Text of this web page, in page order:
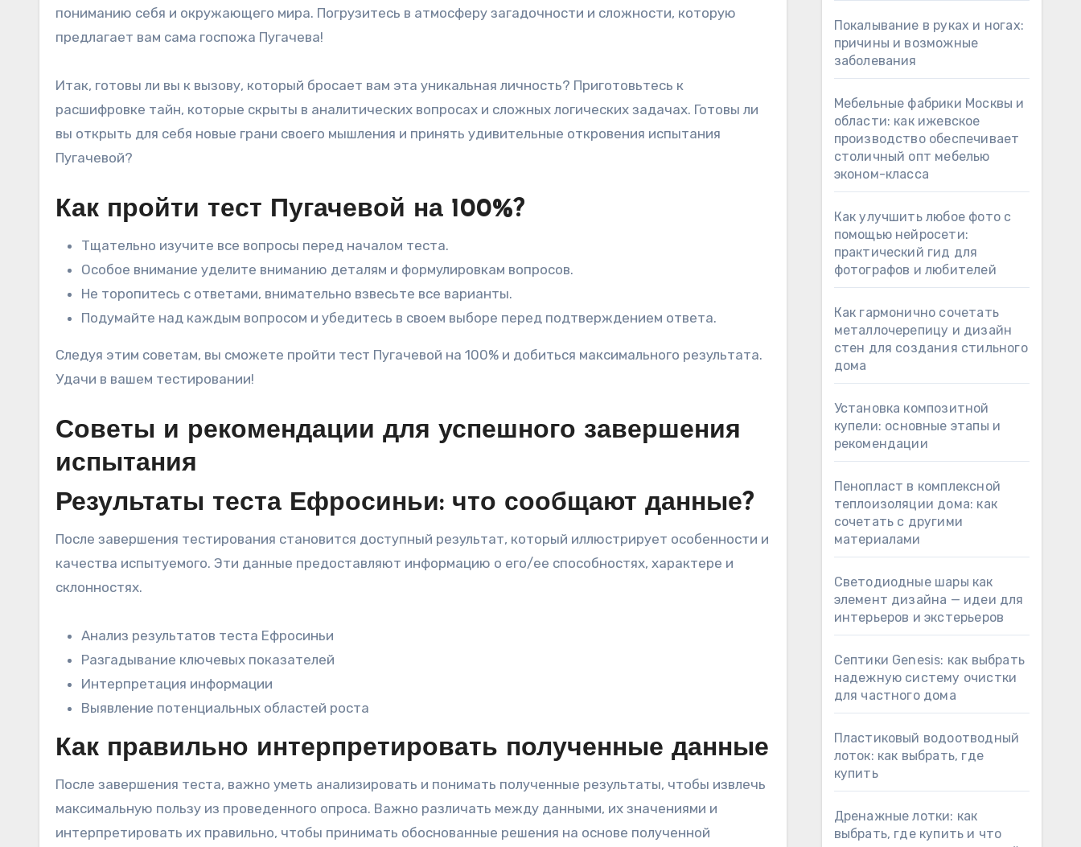
пониманию себя и окружающего мира. Погрузитесь в атмосферу загадочности и сложности, которую
предлагает вам сама госпожа Пугачева!
Итак, готовы ли вы к вызову, который бросает вам эта уникальная личность? Приготовьтесь к
расшифровке тайн, которые скрыты в аналитических вопросах и сложных логических задачах. Готовы ли
вы открыть для себя новые грани своего мышления и принять удивительные откровения испытания
Пугачевой?
Как пройти тест Пугачевой на 100%?
Тщательно изучите все вопросы перед началом теста.
Особое внимание уделите вниманию деталям и формулировкам вопросов.
Не торопитесь с ответами, внимательно взвесьте все варианты.
Подумайте над каждым вопросом и убедитесь в своем выборе перед подтверждением ответа.
Следуя этим советам, вы сможете пройти тест Пугачевой на 100% и добиться максимального результата.
Удачи в вашем тестировании!
Советы и рекомендации для успешного завершения
испытания
Результаты теста Ефросиньи: что сообщают данные?
После завершения тестирования становится доступный результат, который иллюстрирует особенности и
качества испытуемого. Эти данные предоставляют информацию о его/ее способностях, характере и
склонностях.
Анализ результатов теста Ефросиньи
Разгадывание ключевых показателей
Интерпретация информации
Выявление потенциальных областей роста
Как правильно интерпретировать полученные данные
После завершения теста, важно уметь анализировать и понимать полученные результаты, чтобы извлечь
максимальную пользу из проведенного опроса. Важно различать между данными, их значениями и
интерпретировать их правильно, чтобы принимать обоснованные решения на основе полученной
Покалывание в руках и ногах:
причины и возможные
заболевания
Мебельные фабрики Москвы и
области: как ижевское
производство обеспечивает
столичный опт мебелью
эконом-класса
Как улучшить любое фото с
помощью нейросети:
практический гид для
фотографов и любителей
Как гармонично сочетать
металлочерепицу и дизайн
стен для создания стильного
дома
Установка композитной
купели: основные этапы и
рекомендации
Пенопласт в комплексной
теплоизоляции дома: как
сочетать с другими
материалами
Светодиодные шары как
элемент дизайна — идеи для
интерьеров и экстерьеров
Септики Genesis: как выбрать
надежную систему очистки
для частного дома
Пластиковый водоотводный
лоток: как выбрать, где
купить
Дренажные лотки: как
выбрать, где купить и что